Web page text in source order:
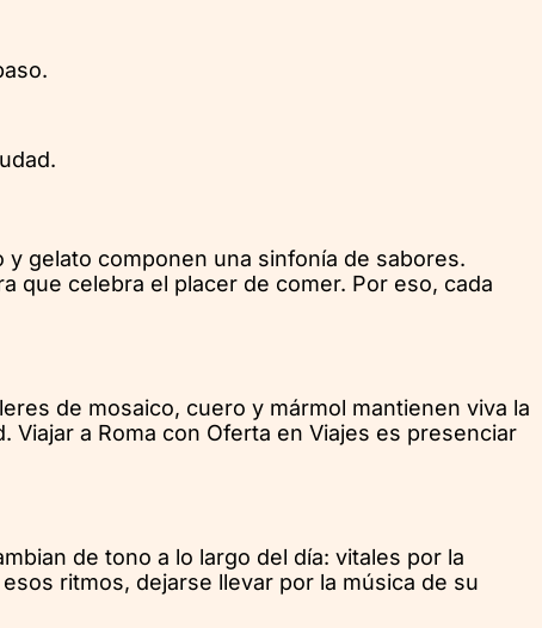
y gelato componen una sinfonía de sabores.
que celebra el placer de comer. Por eso, cada
de mosaico, cuero y mármol mantienen viva la
a Roma con Oferta en Viajes es presenciar
de tono a lo largo del día: vitales por la
ritmos, dejarse llevar por la música de su